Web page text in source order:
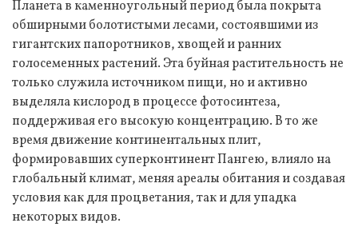
Планета в каменноугольный период была покрыта
обширными болотистыми лесами, состоявшими из
гигантских папоротников, хвощей и ранних
голосеменных растений. Эта буйная растительность не
только служила источником пищи, но и активно
выделяла кислород в процессе фотосинтеза,
поддерживая его высокую концентрацию. В то же
время движение континентальных плит,
формировавших суперконтинент Пангею, влияло на
глобальный климат, меняя ареалы обитания и создавая
условия как для процветания, так и для упадка
некоторых видов.